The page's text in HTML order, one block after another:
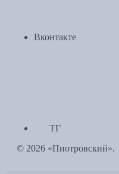
Вконтакте
ТГ
© 2026 «Пиотровский».